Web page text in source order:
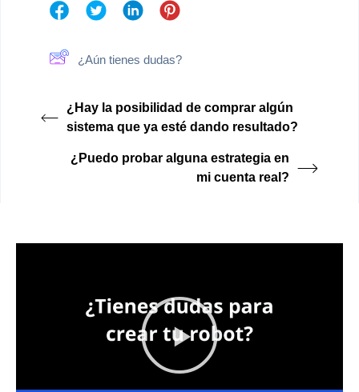
¿Aún tienes dudas?
¿Hay la posibilidad de comprar algún
sistema que ya esté dando resultado?
¿Puedo probar alguna estrategia en
mi cuenta real?